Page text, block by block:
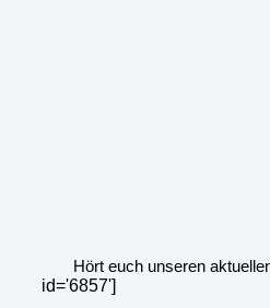
Hört euch unseren
id='6857']